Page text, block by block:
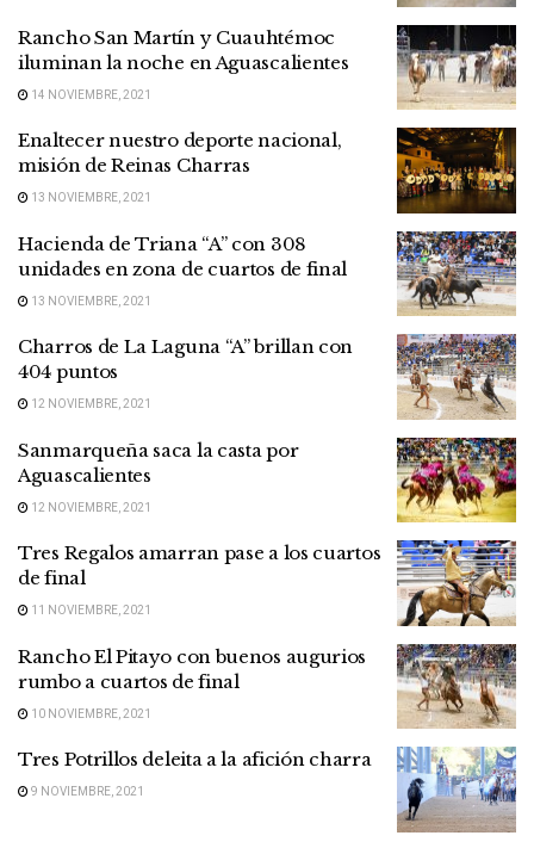
Rancho San Martín y Cuauhtémoc
iluminan la noche en Aguascalientes
14 NOVIEMBRE, 2021
Enaltecer nuestro deporte nacional,
misión de Reinas Charras
13 NOVIEMBRE, 2021
Hacienda de Triana “A” con 308
unidades en zona de cuartos de final
13 NOVIEMBRE, 2021
Charros de La Laguna “A” brillan con
404 puntos
12 NOVIEMBRE, 2021
Sanmarqueña saca la casta por
Aguascalientes
12 NOVIEMBRE, 2021
Tres Regalos amarran pase a los cuartos
de final
11 NOVIEMBRE, 2021
Rancho El Pitayo con buenos augurios
rumbo a cuartos de final
10 NOVIEMBRE, 2021
Tres Potrillos deleita a la afición charra
9 NOVIEMBRE, 2021